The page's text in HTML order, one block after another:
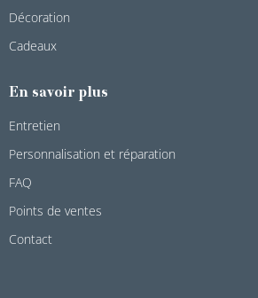
Décoration
Cadeaux
En savoir plus
Entretien
Personnalisation et réparation
FAQ
Points de ventes
Contact